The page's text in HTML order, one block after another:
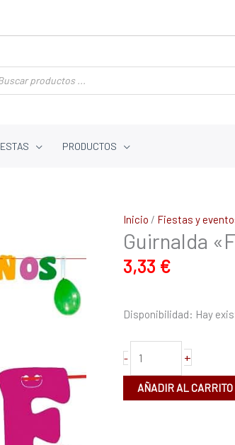
PRODUCTOS
Inicio / Fiestas y
Guirnalda
3,33 €
Disponibilidad: Hay
-
Guirnalda
"Feliz
Cumpleaños"
colores
2,5m
+
AÑADIR AL CARRITO